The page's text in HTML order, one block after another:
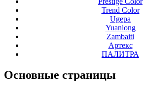
Trend Color
Ugepa
Yuanlong
Zambaiti
Артекс
ПАЛИТРА
Основные страницы